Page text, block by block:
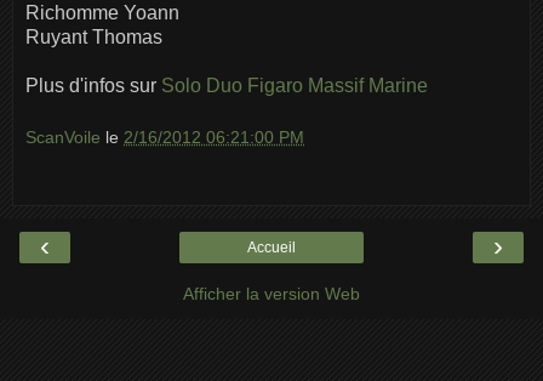
Richomme Yoann
Ruyant Thomas
Plus d'infos sur Solo Duo Figaro Massif Marine
ScanVoile le 2/16/2012 06:21:00 PM
‹ ›
Accueil
Afficher la version Web